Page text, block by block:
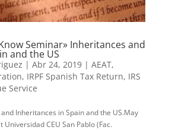
Seminar» Inheritances and
and the US
| Abr 24, 2019| AEAT,
, IRPF Spanish Tax Return, IRS
Service
Inheritances in Spain and the US.May
Universidad CEU San Pablo (Fac.